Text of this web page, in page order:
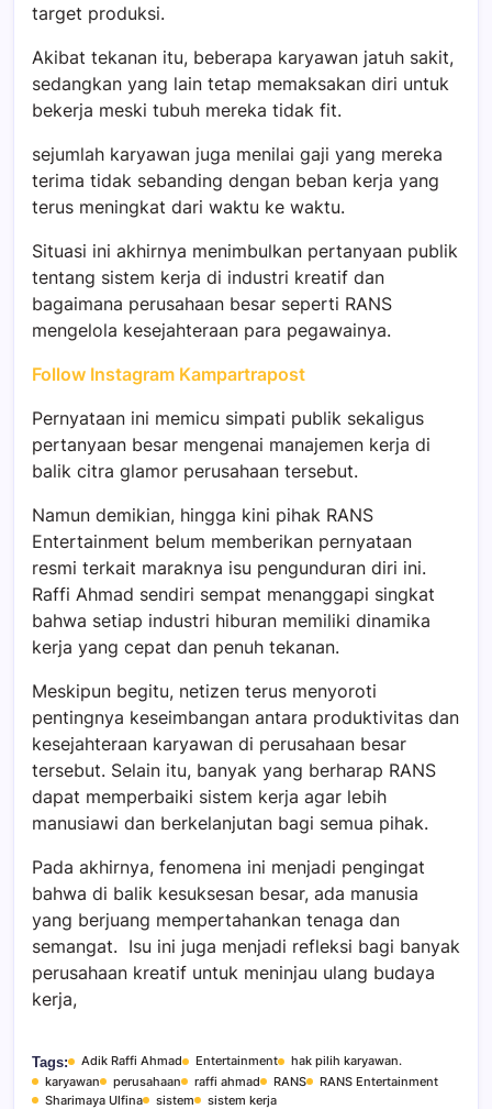
target produksi.
Akibat tekanan itu, beberapa karyawan jatuh sakit,
sedangkan yang lain tetap memaksakan diri untuk
bekerja meski tubuh mereka tidak fit.
sejumlah karyawan juga menilai gaji yang mereka
terima tidak sebanding dengan beban kerja yang
terus meningkat dari waktu ke waktu.
Situasi ini akhirnya menimbulkan pertanyaan publik
tentang sistem kerja di industri kreatif dan
bagaimana perusahaan besar seperti RANS
mengelola kesejahteraan para pegawainya.
Follow Instagram Kampartrapost
Pernyataan ini memicu simpati publik sekaligus
pertanyaan besar mengenai manajemen kerja di
balik citra glamor perusahaan tersebut.
Namun demikian, hingga kini pihak RANS
Entertainment belum memberikan pernyataan
resmi terkait maraknya isu pengunduran diri ini.
Raffi Ahmad sendiri sempat menanggapi singkat
bahwa setiap industri hiburan memiliki dinamika
kerja yang cepat dan penuh tekanan.
Meskipun begitu, netizen terus menyoroti
pentingnya keseimbangan antara produktivitas dan
kesejahteraan karyawan di perusahaan besar
tersebut. Selain itu, banyak yang berharap RANS
dapat memperbaiki sistem kerja agar lebih
manusiawi dan berkelanjutan bagi semua pihak.
Pada akhirnya, fenomena ini menjadi pengingat
bahwa di balik kesuksesan besar, ada manusia
yang berjuang mempertahankan tenaga dan
semangat. Isu ini juga menjadi refleksi bagi banyak
perusahaan kreatif untuk meninjau ulang budaya
kerja,
Tags: Adik Raffi Ahmad Entertainment
hak pilih karyawan.
karyawan
perusahaan raffi ahmad RANS
RANS Entertainment
Sharimaya Ulfina
sistem sistem kerja